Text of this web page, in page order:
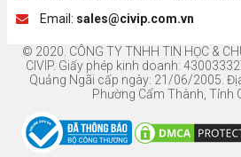
Email: sales@civip.com.vn
© 2020. CÔNG TY TNHH TIN HỌC &
CIVIP. Giấy phép kinh doanh:
Quảng Ngãi cấp ngày: 21/06/2005.
Phường Cẩm Thành, Tỉnh